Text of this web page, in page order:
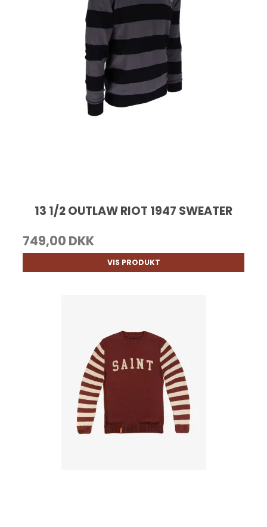
13 1/2 OUTLAW RIOT 1947 SWEATER
749,00 DKK
VIS PRODUKT